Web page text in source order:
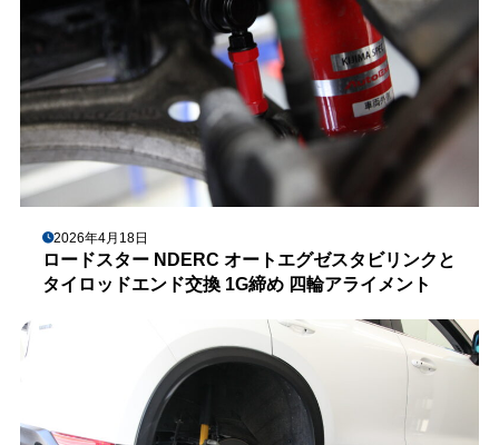
2026年4月18日
ロードスター NDERC オートエグゼスタビリンクと
タイロッドエンド交換 1G締め 四輪アライメント